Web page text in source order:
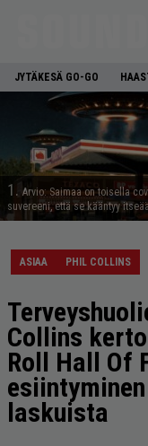
JYTÄKESÄ GO-GO
1. Arvio: Saimaa on toisella
suvereeni, että se kääntyy
ASIAA PHIL COLLINS
Collins
Roll Hall Of
laskuista